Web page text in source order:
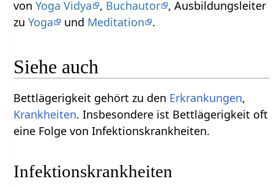
vonYoga Vidya , Buchautor , Ausbildungsleiter
zuYoga und Meditation .
Siehe auch
Bettlägerigkeit gehört zu den Erkrankungen,
Krankheiten. Insbesondere ist Bettlägerigkeit oft
eine Folge von Infektionskrankheiten.
Infektionskrankheiten